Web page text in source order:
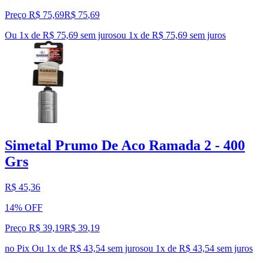
Preço R$ 75,69R$ 75,69
Ou 1x de R$ 75,69 sem jurosou 1x de R$ 75,69 sem juros
Simetal Prumo De Aco Ramada 2 - 400
Grs
R$ 45,36
14% OFF
Preço R$ 39,19R$ 39,19
no Pix Ou 1x de R$ 43,54 sem jurosou 1x de R$ 43,54 sem juros